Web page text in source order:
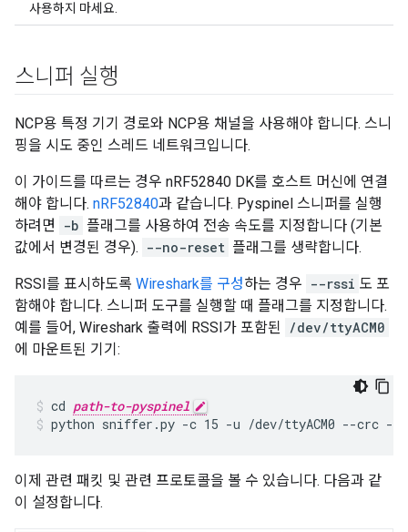
사용하지 마세요.
스니퍼 실행
NCP용 특정 기기 경로와 NCP용 채널을 사용해야 합니다. 스니
핑을 시도 중인 스레드 네트워크입니다.
이 가이드를 따르는 경우 nRF52840 DK를 호스트 머신에 연결
해야 합니다. nRF52840과 같습니다. Pyspinel 스니퍼를 실행
하려면
-b 플래그를 사용하여 전송 속도를 지정합니다 (기본
값에서 변경된 경우). --no-reset 플래그를 생략합니다.
RSSI를 표시하도록 Wireshark를 구성하는 경우 --rssi 도 포
함해야 합니다. 스니퍼 도구를 실행할 때 플래그를 지정합니다.
예를 들어, Wireshark 출력에 RSSI가 포함된
/dev/ttyACM0
에 마운트된 기기:
cd path-to-pyspinel
python sniffer.py -c 15 -u /dev/ttyACM0 --crc
이제 관련 패킷 및 관련 프로토콜을 볼 수 있습니다. 다음과 같
이 설정합니다.